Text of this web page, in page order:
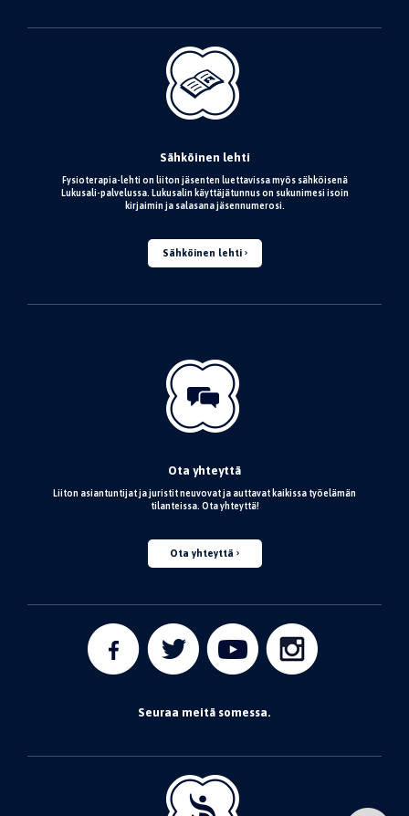
Sähköinen lehti
Fysioterapia-lehti on liiton jäsenten luettavissa myös sähköisenä
Lukusali-palvelussa. Lukusalin käyttäjätunnus on sukunimesi isoin
kirjaimin ja salasana jäsennumerosi.
Sähköinen lehti
Ota yhteyttä
Liiton asiantuntijat ja juristit neuvovat ja auttavat kaikissa työelämän
tilanteissa. Ota yhteyttä!
Ota yhteyttä
Seuraa meitä somessa.